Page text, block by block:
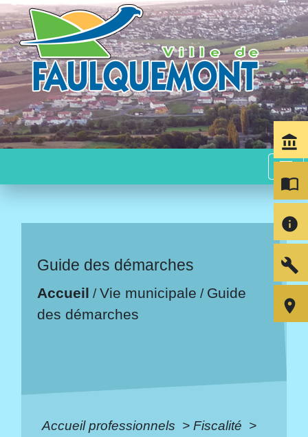
menu
Guide des démarches
Accueil /Vie municipale / Guide
des démarches
Accueil professionnels > Fiscalité >
account_balance
import_contacts
info
build
room